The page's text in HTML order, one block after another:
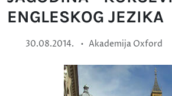
ENGLESKOG JEZIKA
30.08.2014. • Akademija Oxford